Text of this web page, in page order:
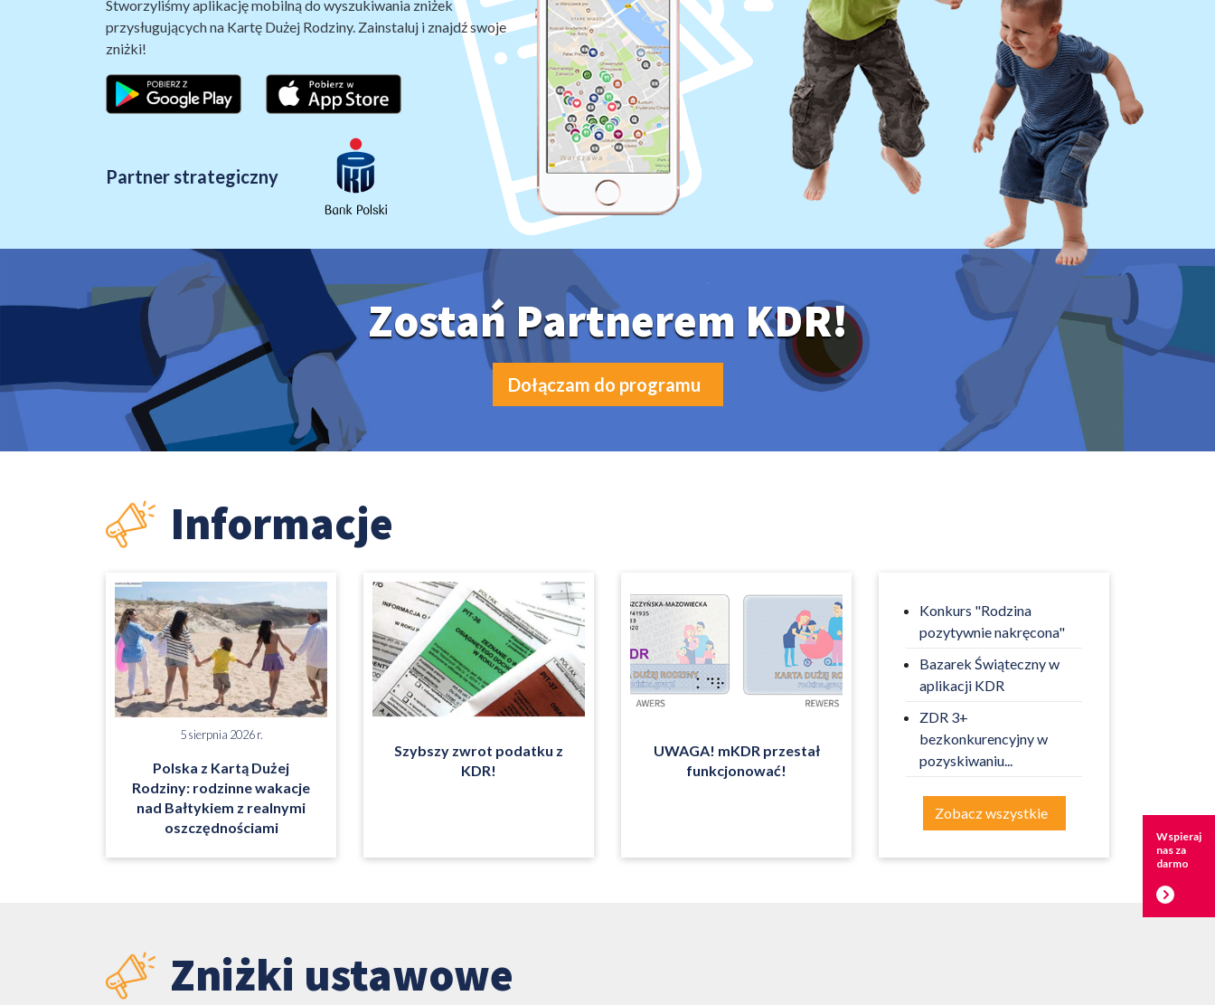
Stworzyliśmy aplikację mobilną do wyszukiwania zniżek
przysługujących na Kartę Dużej Rodziny. Zainstaluj i znajdź swoje
zniżki!
Partner strategiczny
Zostań Partnerem KDR!
Dołączam do programu
Informacje
5 sierpnia 2026 r.
Polska z Kartą Dużej
Rodziny: rodzinne wakacje
nad Bałtykiem z realnymi
oszczędnościami
Szybszy zwrot podatku z
KDR!
UWAGA! mKDR przestał
funkcjonować!
Konkurs "Rodzina
pozytywnie nakręcona"
Bazarek Świąteczny w
aplikacji KDR
ZDR 3+
bezkonkurencyjny w
pozyskiwaniu...
Zobacz wszystkie
Zniżki ustawowe
Wspieraj
nas za
darmo